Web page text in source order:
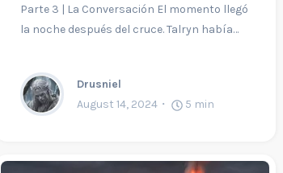
Parte 3 | La Conversación El momento llegó
la noche después del cruce. Talryn había…
Drusniel
August 14, 2024
5 min